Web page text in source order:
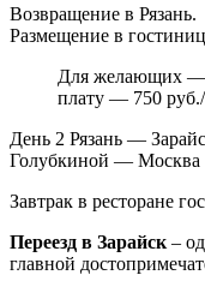
Возвращение в Рязань.
Размещение в
Для желающих —
плату — 750
День 2 Рязань —
Голубкиной — Москва
Завтрак в ресторане
Переезд в Зарайск –
главной